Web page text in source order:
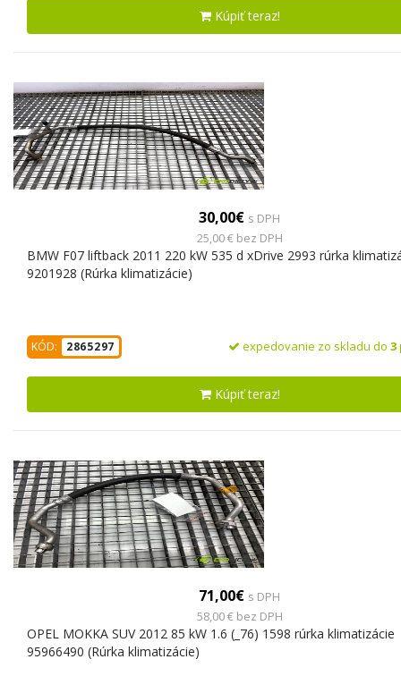
Kúpiť teraz!
30,00€ s DPH
25,00 € bez DPH
BMW F07 liftback 2011 220 kW 535 d xDrive 2993 rúrka
9201928 (Rúrka klimatizácie)
KÓD: 2865297 expedovanie zo skladu do 3
Kúpiť teraz!
71,00€ s DPH
58,00 € bez DPH
OPEL MOKKA SUV 2012 85 kW 1.6 (_76) 1598 rúrka klimatizácie
95966490 (Rúrka klimatizácie)